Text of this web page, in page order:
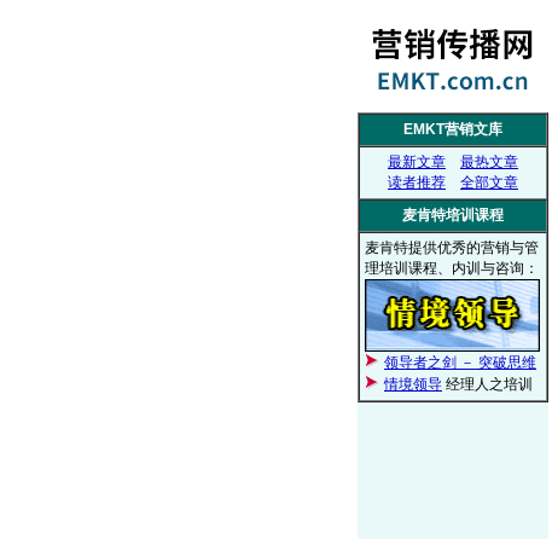
EMKT营销文库
最新文章
最热文章
读者推荐
全部文章
麦肯特培训课程
麦肯特提供优秀的营销与管
理培训课程、内训与咨询：
领导者之剑 － 突破思维
情境领导 经理人之培训